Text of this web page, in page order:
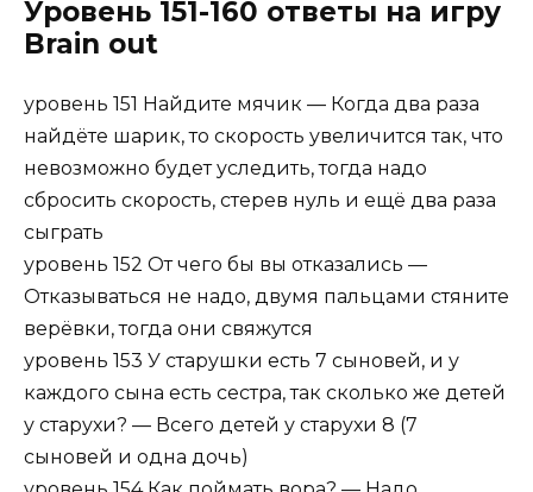
Уровень 151-160 ответы на игру
Brain out
уровень 151 Найдите мячик — Когда два раза
найдёте шарик, то скорость увеличится так, что
невозможно будет уследить, тогда надо
сбросить скорость, стерев нуль и ещё два раза
сыграть
уровень 152 От чего бы вы отказались —
Отказываться не надо, двумя пальцами стяните
верёвки, тогда они свяжутся
уровень 153 У старушки есть 7 сыновей, и у
каждого сына есть сестра, так сколько же детей
у старухи? — Всего детей у старухи 8 (7
сыновей и одна дочь)